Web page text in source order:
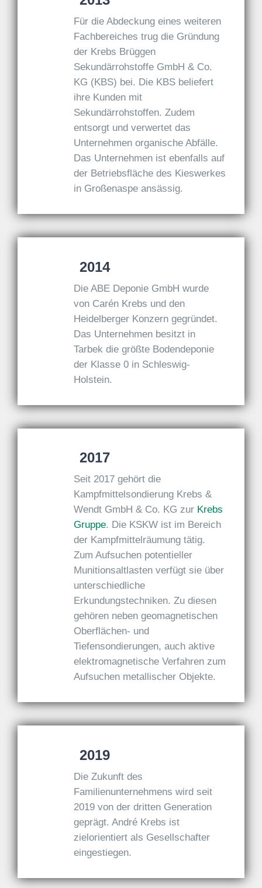
Für die Abdeckung eines weiteren
Fachbereiches trug die Gründung
der Krebs Brüggen
Sekundärrohstoffe GmbH & Co.
KG (KBS) bei. Die KBS beliefert
ihre Kunden mit
Sekundärrohstoffen. Zudem
entsorgt und verwertet das
Unternehmen organische Abfälle.
Das Unternehmen ist ebenfalls auf
der Betriebsfläche des Kieswerkes
in Großenaspe ansässig.
2014
Die ABE Deponie GmbH wurde
von Carén Krebs und den
Heidelberger Konzern gegründet.
Das Unternehmen besitzt in
Tarbek die größte Bodendeponie
der Klasse 0 in Schleswig-
Holstein.
2017
Seit 2017 gehört die
Kampfmittelsondierung Krebs &
Wendt GmbH & Co. KG zur Krebs
Gruppe. Die KSKW ist im Bereich
der Kampfmittelräumung tätig.
Zum Aufsuchen potentieller
Munitionsaltlasten verfügt sie über
unterschiedliche
Erkundungstechniken. Zu diesen
gehören neben geomagnetischen
Oberflächen- und
Tiefensondierungen, auch aktive
elektromagnetische Verfahren zum
Aufsuchen metallischer Objekte.
2019
Die Zukunft des
Familienunternehmens wird seit
2019 von der dritten Generation
geprägt. André Krebs ist
zielorientiert als Gesellschafter
eingestiegen.